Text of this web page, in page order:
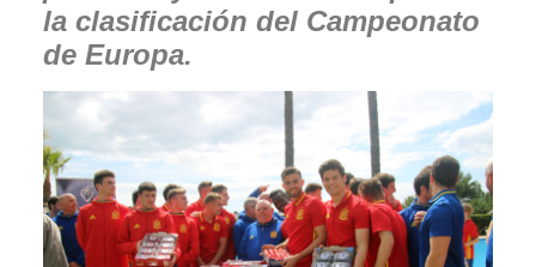
la clasificación del Campeonato
de Europa.